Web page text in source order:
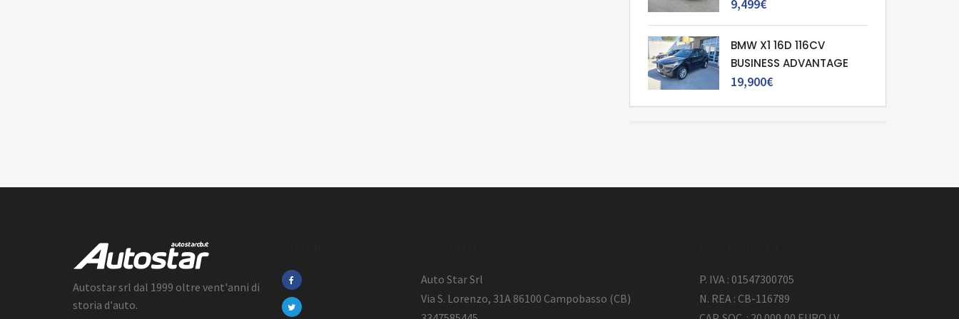
9,499€
BMW X1 16D 116CV
BUSINESS ADVANTAGE
19,900€
Autostar srl dal 1999 oltre vent'anni di
storia d'auto.
Auto Star Srl
Via S. Lorenzo, 31A 86100 Campobasso (CB)
P. IVA : 01547300705
N. REA : CB-116789